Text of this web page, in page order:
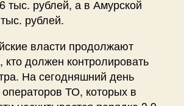
тыс. рублей, а в Амурской
рублей.
власти продолжают
кто должен контролировать
На сегодняшний день
ТО, которых в